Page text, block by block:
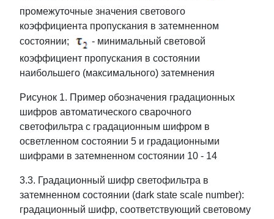
промежуточные значения светового
коэффициента пропускания в затемненном
состоянии;
- минимальный световой
коэффициент пропускания в состоянии
наибольшего (максимального) затемнения
Рисунок 1. Пример обозначения градационных
шифров автоматического сварочного
светофильтра с градационным шифром в
осветленном состоянии 5 и градационными
шифрами в затемненном состоянии 10 - 14
3.3. Градационный шифр светофильтра в
затемненном состоянии (dark state scale number):
градационный шифр, соответствующий световому